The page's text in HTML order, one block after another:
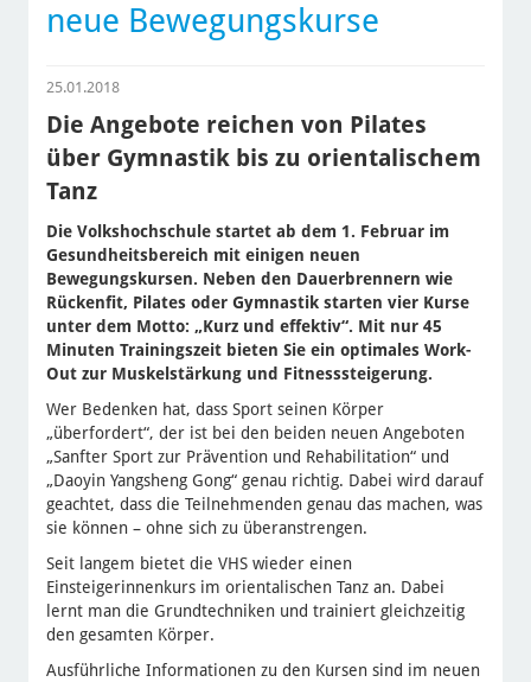
neue Bewegungskurse
25.01.2018
Die Angebote reichen von Pilates
über Gymnastik bis zu orientalischem
Tanz
Die Volkshochschule startet ab dem 1. Februar im
Gesundheitsbereich mit einigen neuen
Bewegungskursen. Neben den Dauerbrennern wie
Rückenfit, Pilates oder Gymnastik starten vier Kurse
unter dem Motto: „Kurz und effektiv“. Mit nur 45
Minuten Trainingszeit bieten Sie ein optimales Work-
Out zur Muskelstärkung und Fitnesssteigerung.
Wer Bedenken hat, dass Sport seinen Körper
„überfordert“, der ist bei den beiden neuen Angeboten
„Sanfter Sport zur Prävention und Rehabilitation“ und
„Daoyin Yangsheng Gong“ genau richtig. Dabei wird darauf
geachtet, dass die Teilnehmenden genau das machen, was
sie können – ohne sich zu überanstrengen.
Seit langem bietet die VHS wieder einen
Einsteigerinnenkurs im orientalischen Tanz an. Dabei
lernt man die Grundtechniken und trainiert gleichzeitig
den gesamten Körper.
Ausführliche Informationen zu den Kursen sind im neuen